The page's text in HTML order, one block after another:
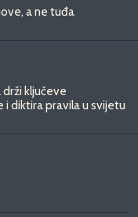
a ne tuđa
ključeve
diktira pravila u svijetu